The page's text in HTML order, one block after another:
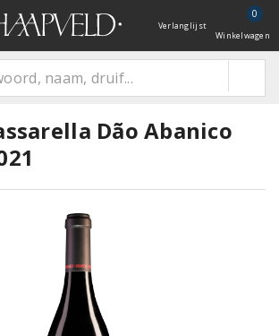
Verlanglijst
0
Winkelwagen
Dão Abanico